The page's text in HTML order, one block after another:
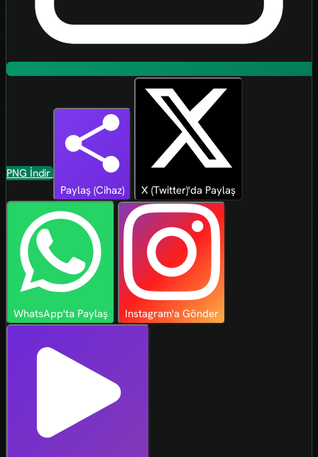
PNG İndir
Paylaş (Cihaz)
X (Twitter)'da Paylaş
WhatsApp'ta Paylaş Instagram'a Gönder